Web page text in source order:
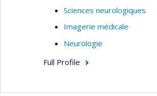
Sciences neurologiques
Imagerie médicale
Neurologie
Full Profile